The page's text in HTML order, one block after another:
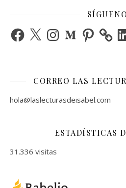
Facebook
X InstagramMediumPinterest
CORREO LAS
hola@laslecturasdeisabel.com
ESTADÍSTICAS
31.336 visitas